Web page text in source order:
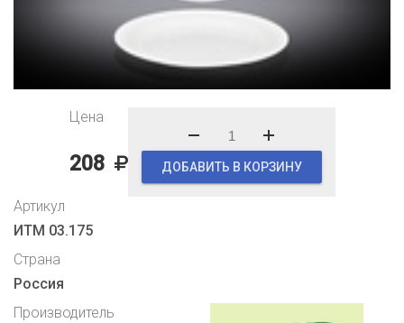
Цена
208 ДОБАВИТЬ В КОРЗИНУ
Артикул
ИТМ 03.175
Страна
Россия
Производитель